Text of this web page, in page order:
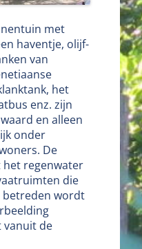
met
haventje, olijf-
van
het
enz. zijn
en alleen
onder
De
het regenwater
die
betreden wordt
vanuit de